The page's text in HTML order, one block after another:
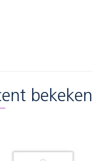
bekeken